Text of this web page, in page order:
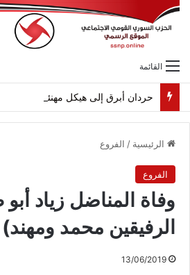
القائمة
حردان أبرق إلى هيكل مهنئاً بمناسبة
الرئيسية / الفروع
الفروع
وفاة المناضل زياد
الرفيقين محمد ومهند)
13/06/2019